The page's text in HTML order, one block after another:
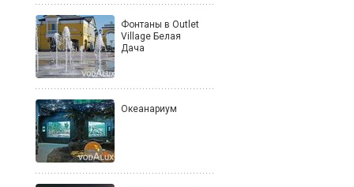
Фонтаны в Outlet
Village Белая
Дача
Океанариум